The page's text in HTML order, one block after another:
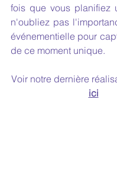
fois que vous planifiez
n'oubliez pas
événementielle pour
de ce moment unique.
Voir notre dernière
ici